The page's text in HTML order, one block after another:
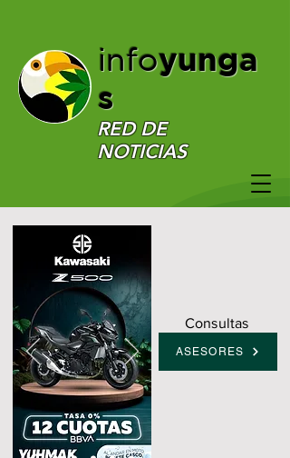
infoyunga
s
RED DE
NOTICIAS
Consultas
ASESORES